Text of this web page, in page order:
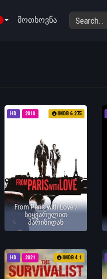
მოთხოვნა
HD 2010 IMDB 6.275
From Paris with Love /
სიყვარულით
პარიზიდან
HD 2021 IMDB 4.1